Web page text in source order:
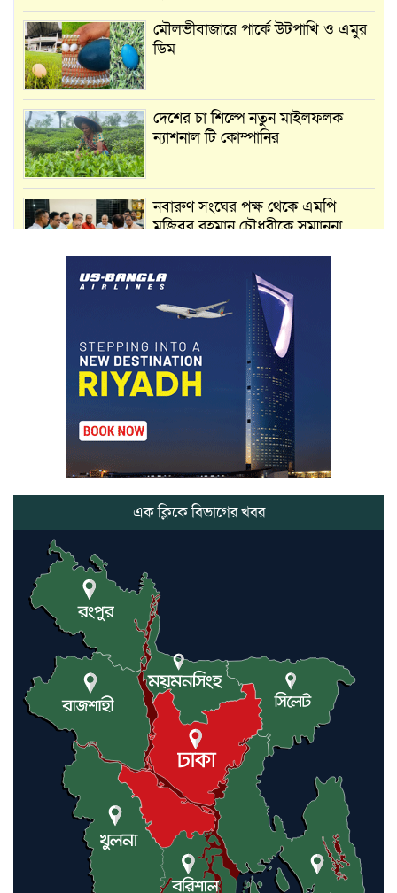
মৌলভীবাজারে পার্কে উটপাখি ও এমুর
ডিম
দেশের চা শিল্পে নতুন মাইলফলক
ন্যাশনাল টি কোম্পানির
নবারুণ সংঘের পক্ষ থেকে এমপি
মুজিবুর রহমান চৌধুরীকে সম্মাননা
মার্শাল আর্ট ক্লাব কাপে ‘জুসা মার্শাল
আর্ট’ এর সাফল্য, শ্রীমঙ্গলের আয়াত ও
আইরাহ ঝুলিতে ৪ পদক
লাউয়াছড়া জাতীয় উদ্যানের সিএমসি
হিসাবরক্ষক আবজালুল হকের
মৃত্যুতে,এলাকায় শোকের ছায়া
ভোলাগঞ্জ স্থলবন্দরে এলসি আটকে
হয়রানির অভিযোগ, বিএনপির সাবেক
সভাপতির
গলিত মরদেহ উদ্ধার
লন্ডনে আদমপুর ইউনাইটেড কলেজ
বাস্তবায়ন নিয়ে আলোচনা সভা
আন্তর্জাতিক মানবাধিকার সম্মেলনে
বিশেষ সম্মাননা পেলেন ফারুক খাঁন,
শ্রীমঙ্গলে সংবর্ধনা
এক ক্লিকে বিভাগের খবর